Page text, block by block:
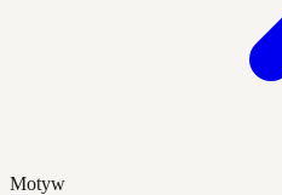
Motyw